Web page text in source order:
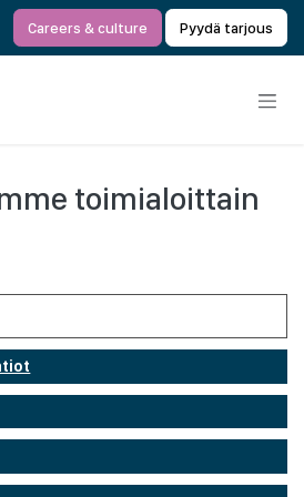
Careers & culture Pyydä tarjous
toimialoittain